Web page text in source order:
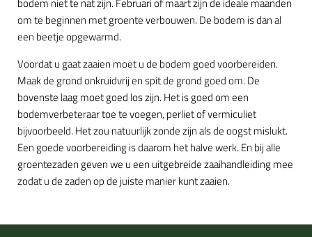
om te beginnen met groente verbouwen. De bodem is dan al
een beetje opgewarmd.
Voordat u gaat zaaien moet u de bodem goed voorbereiden.
Maak de grond onkruidvrij en spit de grond goed om. De
bovenste laag moet goed los zijn. Het is goed om een
bodemverbeteraar toe te voegen, perliet of vermiculiet
bijvoorbeeld. Het zou natuurlijk zonde zijn als de oogst mislukt.
Een goede voorbereiding is daarom het halve werk. En bij alle
groentezaden geven we u een uitgebreide zaaihandleiding mee
zodat u de zaden op de juiste manier kunt zaaien.